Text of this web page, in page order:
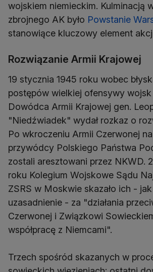
wojskiem niemieckim. Kulminacją
zbrojnego AK było Powstanie
stanowiące kluczowy element
Rozwiązanie Armii Krajowej
19 stycznia 1945 roku wobec
postępów wielkiej ofensywy
Dowódca Armii Krajowej gen.
"Niedźwiadek" wydał rozkaz o
Po wkroczeniu Armii Czerwonej
przywódcy Polskiego Państwa
zostali aresztowani przez NKWD.
roku Kolegium Wojskowe Sądu
ZSRS w Moskwie skazało ich - jak
uzasadnienie - za "działania
Czerwonej i Związkowi
współpracę z Niemcami".
Trzech spośród skazanych w